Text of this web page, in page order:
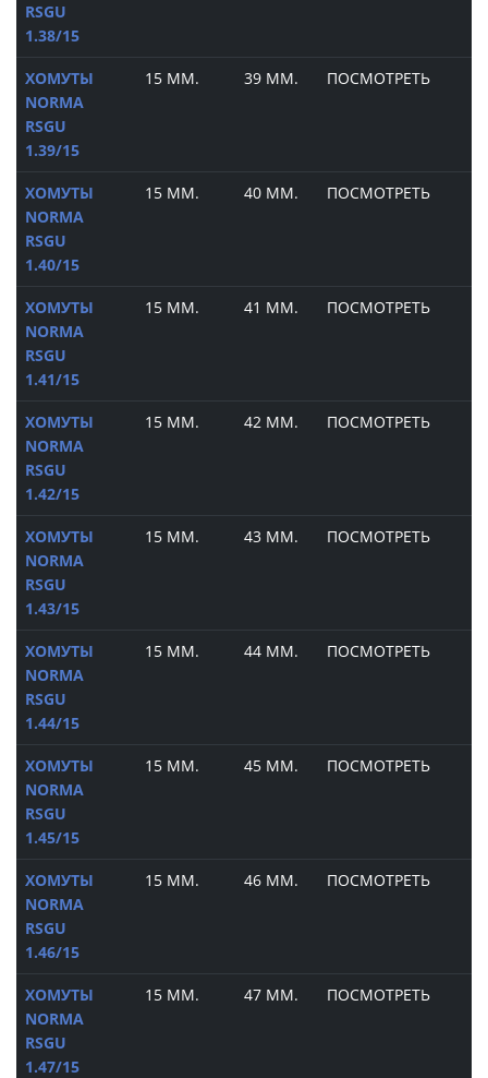
RSGU
1.38/15
ХОМУТЫ
NORMA
RSGU
1.39/15
15 ММ. 39 ММ. ПОСМОТРЕТЬ
ХОМУТЫ
NORMA
RSGU
1.40/15
15 ММ. 40 ММ. ПОСМОТРЕТЬ
ХОМУТЫ
NORMA
RSGU
1.41/15
15 ММ. 41 ММ. ПОСМОТРЕТЬ
ХОМУТЫ
NORMA
RSGU
1.42/15
15 ММ. 42 ММ. ПОСМОТРЕТЬ
ХОМУТЫ
NORMA
RSGU
1.43/15
15 ММ. 43 ММ. ПОСМОТРЕТЬ
ХОМУТЫ
NORMA
RSGU
1.44/15
15 ММ. 44 ММ. ПОСМОТРЕТЬ
ХОМУТЫ
NORMA
RSGU
1.45/15
15 ММ. 45 ММ. ПОСМОТРЕТЬ
ХОМУТЫ
NORMA
RSGU
1.46/15
15 ММ. 46 ММ. ПОСМОТРЕТЬ
ХОМУТЫ
NORMA
RSGU
1.47/15
15 ММ. 47 ММ. ПОСМОТРЕТЬ